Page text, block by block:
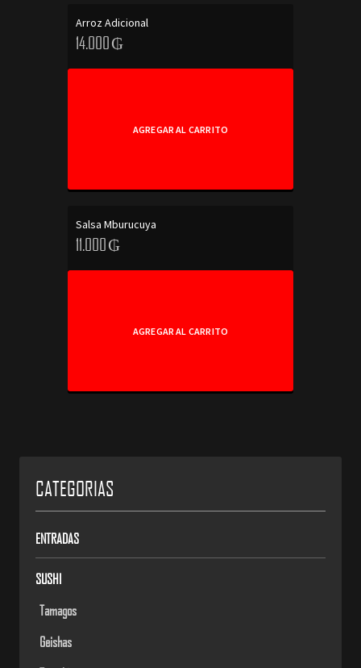
Arroz Adicional
14.000₲
AGREGAR AL CARRITO
Salsa Mburucuya
11.000₲
AGREGAR AL CARRITO
CATEGORIAS
ENTRADAS
SUSHI
Tamagos
Geishas